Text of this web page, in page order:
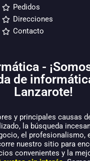
Pedidos
Direcciones
Contacto
-
de
Lanzarote!
y principales causas
la búsqueda
el profesionalismo,
nuestro sitio para
convenientes y la